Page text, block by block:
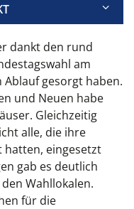
dankt den rund
am
gesorgt haben.
und Neuen habe
Gleichzeitig
alle, die ihre
eingesetzt
gab es deutlich
Wahllokalen.
für die